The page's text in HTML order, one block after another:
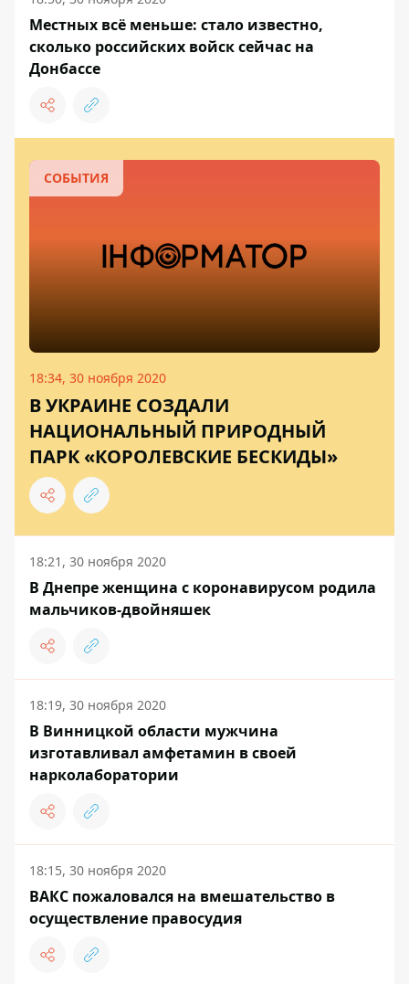
Местных всё меньше: стало известно,
сколько российских войск сейчас на
Донбассе
СОБЫТИЯ
18:34, 30 ноября 2020
В УКРАИНЕ СОЗДАЛИ
НАЦИОНАЛЬНЫЙ ПРИРОДНЫЙ
ПАРК «КОРОЛЕВСКИЕ БЕСКИДЫ»
18:21, 30 ноября 2020
В Днепре женщина с коронавирусом родила
мальчиков-двойняшек
18:19, 30 ноября 2020
В Винницкой области мужчина
изготавливал амфетамин в своей
нарколаборатории
18:15, 30 ноября 2020
ВАКС пожаловался на вмешательство в
осуществление правосудия